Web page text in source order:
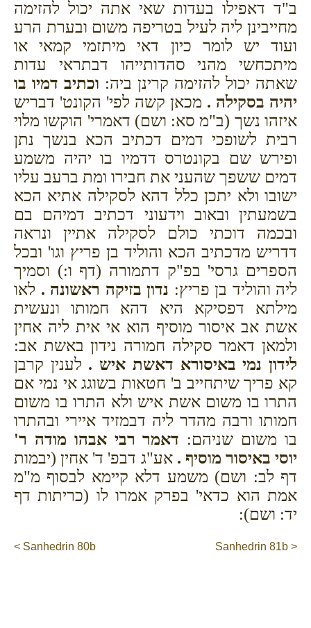
ב"ד דאפילו בעדות שאי אתה יכול להזימה
מחייבינן ליה לעיל בטריפה משום ובערת הרע
ועוד יש לומר כיון דאי מיתזמי קמאי או
מיתכחשי מהני סהדותייהו דבתראי עדות
שאתה יכול להזימה קרינן ביה: וכתיב דמיו בו
יהיה בסקילה . מכאן קשה לפי' הקונט' דבריש
איזהו נשך (ב"מ סא: ושם) דאמרי' הוקשו מלוי
רבית לשופכי דמים דכתיב הכא בנשך נתן
ופירש שם בקונטרס דדמיו בו יהיה משמע
דמים ששפך שהעני את חבירו ומת ברעב עליו
ישובו ולא יתכן כלל דהא לסקילה אתיא הכא
בשמעתין ובאוב וידעוני דכתיב דמיהם בם
ובכמה דוכתי כולם לסקילה אתיין ונראה
דדריש מדכתיב הכא והוליד בן פריץ וגו' ובכל
הספרים גרסי' בפ"ק דתמורה (דף ו:) וסמיך
ליה והוליד בן פריץ: נדון בזיקה ראשונה . לאו
מילתא דפסיקא היא דהא חמותו ונעשית
אשת אב איסור מוסיף הוא אי אית ליה אחין
ולמאן דאמר סקילה חמורה נידון באשת אב:
לידון נמי באיסורא דאשת איש . לענין קרבן
קא פריך שיתחייב ב' חטאות בשוגג אי נמי אם
התרו בו משום אשת איש ולא התרו בו משום
חמותו ורבה מהדר ליה דבמזיד איירי ובהתרו
בו משום שניהם: דאמר רבי אבהו מודה ר'
יוסי באיסור מוסיף . אע"ג דבפ' ד' אחין (יבמות
דף לב: ושם) משמע דלא קיימא לבסוף מ"מ
אמת הוא כדאי' בפרק אמרו לו (כריתות דף
יד: ושם):
< Sanhedrin 80b Sanhedrin 81b >